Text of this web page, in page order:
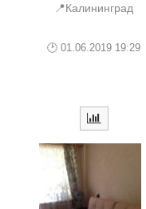
📍Калининград
01.06.2019 19:29